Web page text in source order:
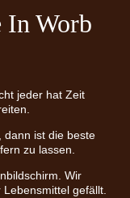
In Worb
jeder hat Zeit
dann ist die beste
zu lassen.
Wir
gefällt.